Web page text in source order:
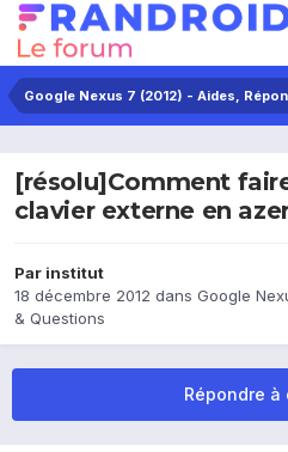
Google Nexus 7 (2012) - Aides,
[résolu]Comment
clavier externe en
Par institut
18 décembre 2012 dans Google
& Questions
Répondre à